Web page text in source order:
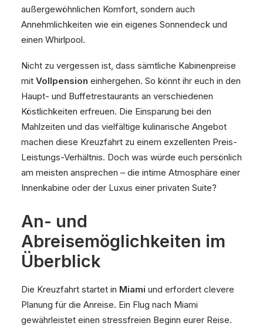
außergewöhnlichen Komfort, sondern auch
Annehmlichkeiten wie ein eigenes Sonnendeck und
einen Whirlpool.
Nicht zu vergessen ist, dass sämtliche Kabinenpreise
mit Vollpension einhergehen. So könnt ihr euch in den
Haupt- und Buffetrestaurants an verschiedenen
Köstlichkeiten erfreuen. Die Einsparung bei den
Mahlzeiten und das vielfältige kulinarische Angebot
machen diese Kreuzfahrt zu einem exzellenten Preis-
Leistungs-Verhältnis. Doch was würde euch persönlich
am meisten ansprechen – die intime Atmosphäre einer
Innenkabine oder der Luxus einer privaten Suite?
An- und
Abreisemöglichkeiten im
Überblick
Die Kreuzfahrt startet in Miami und erfordert clevere
Planung für die Anreise. Ein Flug nach Miami
gewährleistet einen stressfreien Beginn eurer Reise.